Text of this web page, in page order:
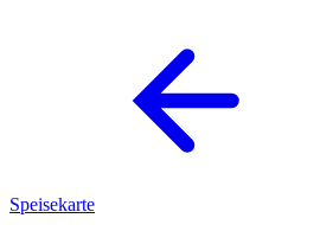
Speisekarte